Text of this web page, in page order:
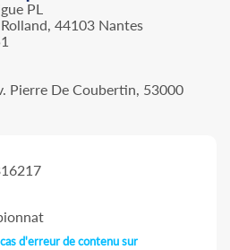
PL
44103 Nantes
Pierre De Coubertin, 53000
d'erreur de contenu sur